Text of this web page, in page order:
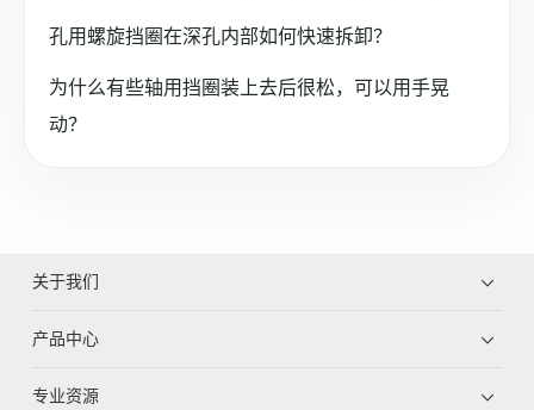
孔用螺旋挡圈在深孔内部如何快速拆卸？
为什么有些轴用挡圈装上去后很松，可以用手晃
动？
关于我们
产品中心
专业资源